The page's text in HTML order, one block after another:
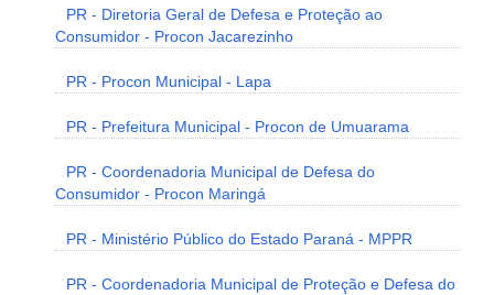
PR - Diretoria Geral de Defesa e Proteção ao
Consumidor - Procon Jacarezinho
PR - Procon Municipal - Lapa
PR - Prefeitura Municipal - Procon de Umuarama
PR - Coordenadoria Municipal de Defesa do
Consumidor - Procon Maringá
PR - Ministério Público do Estado Paraná - MPPR
PR - Coordenadoria Municipal de Proteção e Defesa do